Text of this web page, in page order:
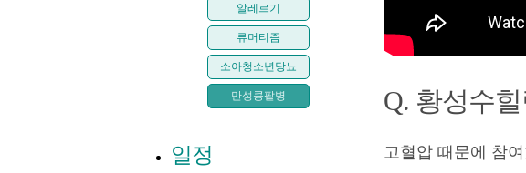
Q. 황성수
고혈압 때문에 참
알레르기
류머티즘
소아청소년당뇨
만성콩팥병
일정